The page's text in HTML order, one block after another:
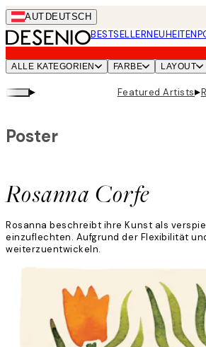
Skip
to
main
content.
AUT DEUTSCH
BESTSELLERNEUHEITEN
ALLE KATEGORIEN FARBE LAYOUT
▸ Featured Artists▸
Rosanna Corfe
Poster
Rosanna beschreibt ihre Kunst als
einzuflechten. Aufgrund der Flexibilität
weiterzuentwickeln.